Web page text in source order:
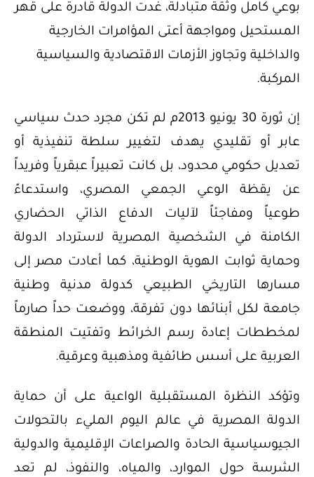
بوعي كامل وثقة متبادلة، غدت الدولة قادرة على قهر
المستحيل ومواجهة أعتى المؤامرات الخارجية
والداخلية وتجاوز الأزمات الاقتصادية والسياسية
المركبة.
إن ثورة 30 يونيو 2013م لم تكن مجرد حدث سياسي
عابر أو تقليدي يهدف لتغيير سلطة تنفيذية أو
تعديل حكومي محدود، بل كانت تعبيراً عبقرياً وفريداً
عن يقظة الوعي الجمعي المصري، واستدعاءً
طوعياً ومفاجئاً لآليات الدفاع الذاتي الحضاري
الكامنة في الشخصية المصرية لاسترداد الدولة
وحماية ثوابت الهوية الوطنية، كما أعادت مصر إلى
مسارها التاريخي الطبيعي كدولة مدنية وطنية
جامعة لكل أبنائها دون تفرقة، ووضعت حداً صارماً
لمخططات إعادة رسم الخرائط وتفتيت المنطقة
العربية على أسس طائفية ومذهبية وعرقية.
وتؤكد النظرة المستقبلية الواعية على أن حماية
الدولة المصرية في عالم اليوم المليء بالتحولات
الجيوسياسية الحادة والصراعات الإقليمية والدولية
الشرسة حول الموارد، والمياه، والنفوذ، لم تعد